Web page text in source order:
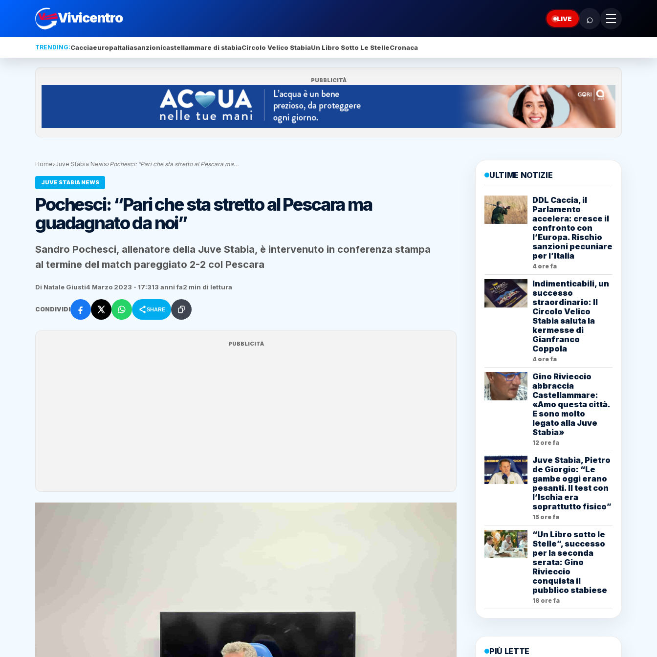
Vivicentro LIVE ⌕
TRENDING:CacciaeuropaItaliasanzionicastellammare di stabiaCircolo Velico StabiaUn Libro Sotto Le StelleCronaca
PUBBLICITÀ
Home›Juve Stabia News›Pochesci: “Pari che sta stretto al Pescara ma…
JUVE STABIA NEWS
Pochesci: “Pari che sta stretto al Pescara ma
guadagnato da noi”
Sandro Pochesci, allenatore della Juve Stabia, è intervenuto in conferenza stampa
al termine del match pareggiato 2-2 col Pescara
Di Natale Giusti4 Marzo 2023 - 17:313 anni fa2 min di lettura
CONDIVIDI SHARE
PUBBLICITÀ
ULTIME NOTIZIE
DDL Caccia, il
Parlamento
accelera: cresce il
confronto con
l’Europa. Rischio
sanzioni pecuniare
per l’Italia
4 ore fa
Indimenticabili, un
successo
straordinario: Il
Circolo Velico
Stabia saluta la
kermesse di
Gianfranco
Coppola
4 ore fa
Gino Rivieccio
abbraccia
Castellammare:
«Amo questa città.
E sono molto
legato alla Juve
Stabia»
12 ore fa
Juve Stabia, Pietro
de Giorgio: “Le
gambe oggi erano
pesanti. Il test con
l’Ischia era
soprattutto fisico”
15 ore fa
“Un Libro sotto le
Stelle”, successo
per la seconda
serata: Gino
Rivieccio
conquista il
pubblico stabiese
18 ore fa
PIÙ LETTE